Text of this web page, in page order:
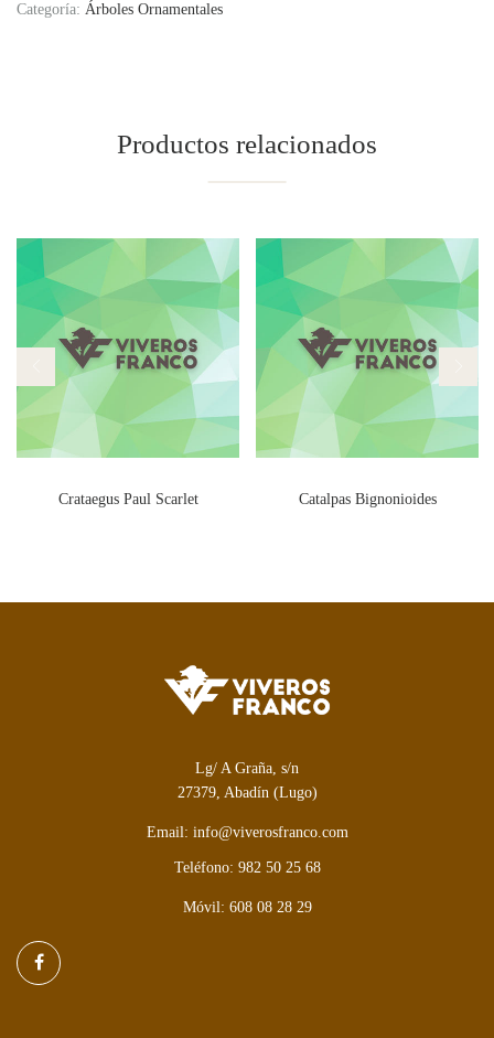
Categoría: Árboles Ornamentales
Productos relacionados
Crataegus Paul Scarlet Catalpas Bignonioides
Lg/ A Graña, s/n
27379, Abadín (Lugo)
Email: info@viverosfranco.com
Teléfono: 982 50 25 68
Móvil: 608 08 28 29